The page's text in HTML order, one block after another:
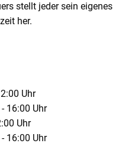
stellt jeder sein eigenes
her.
Uhr
16:00 Uhr
Uhr
16:00 Uhr